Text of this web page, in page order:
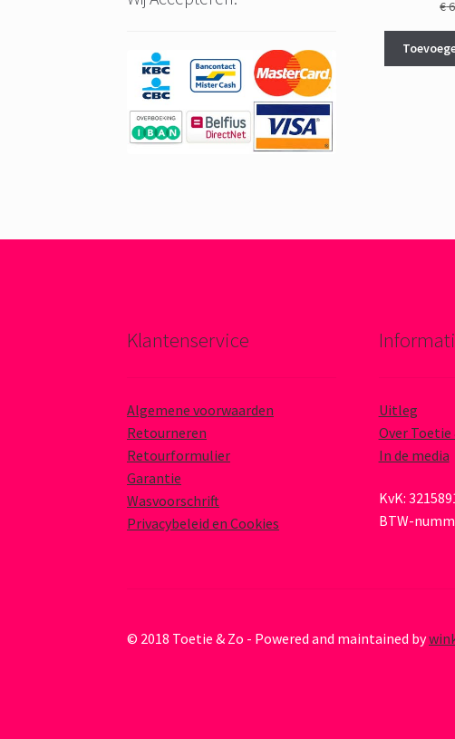
€
Klantenservice
Algemene voorwaarden
Retourneren
Retourformulier
Garantie
Wasvoorschrift
Privacybeleid en Cookies
Uitleg
Over Toetie
In de media
KvK:
BTW-
© 2018 Toetie & Zo - Powered and maintained by